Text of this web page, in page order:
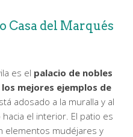
Casa del Marqués
es el palacio de nobles
los mejores ejemplos de
adosado a la muralla y al
el interior. El patio es
elementos mudéjares y